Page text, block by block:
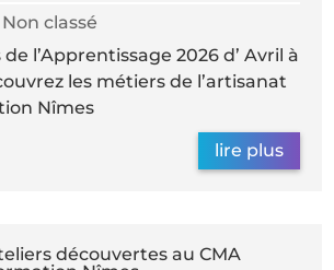
Non classé
l’Apprentissage 2026 d’ Avril à
les métiers de l’artisanat
Nîmes
lire plus
découvertes au CMA